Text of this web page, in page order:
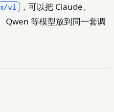
v1
，可以把 Claude、
Qwen 等模型放到同一套调